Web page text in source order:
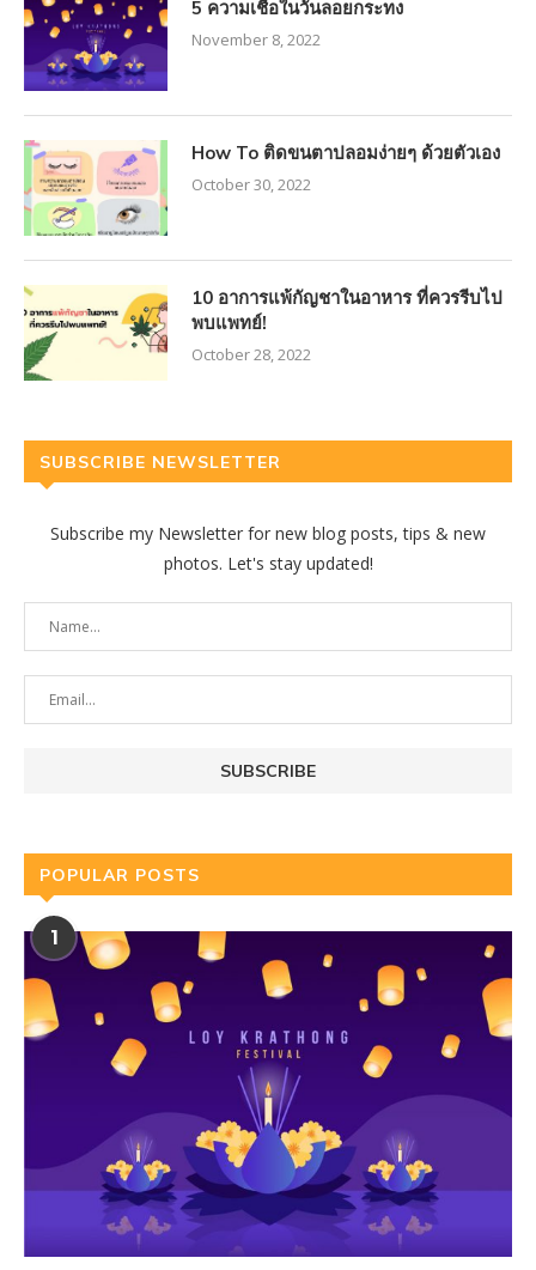
5 ความเชื่อในวันลอยกระทง
November 8, 2022
How To ติดขนตาปลอมง่ายๆ ด้วยตัวเอง
October 30, 2022
10 อาการแพ้กัญชาในอาหาร ที่ควรรีบไป
พบแพทย์!
October 28, 2022
SUBSCRIBE NEWSLETTER
Subscribe my Newsletter for new blog posts, tips & new
photos. Let's stay updated!
POPULAR POSTS
1